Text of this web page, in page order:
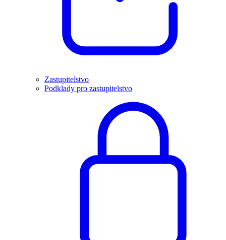
Zastupitelstvo
Podklady pro zastupitelstvo